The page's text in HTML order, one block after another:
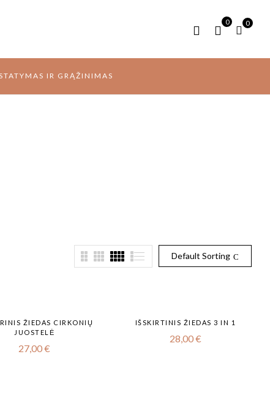
0 0
IR GRĄŽINIMAS
Default Sorting
ŽIEDAS CIRKONIŲ
JUOSTELĖ
27,00€
IŠSKIRTINIS ŽIEDAS 3 IN 1
28,00€